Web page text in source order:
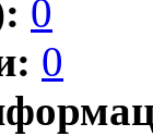
0
0